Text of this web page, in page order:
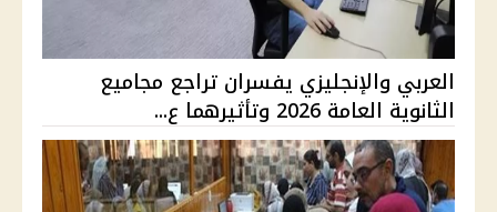
العربي والإنجليزي يفسران تراجع مجاميع
الثانوية العامة 2026 وتأثيرهما ع...